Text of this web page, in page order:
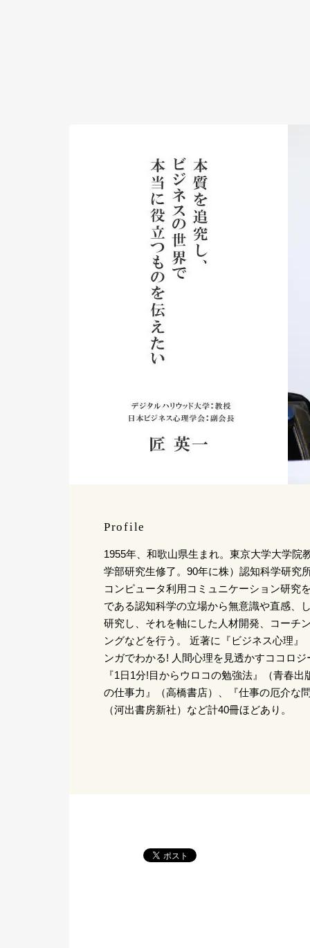
Profile
1955年、和歌山県生まれ。東京大学大学院
学部研究生修了。90年に株）認知科学研究
コンピュータ利用コミュニケーション研究
である認知科学の立場から無意識や直感、
研究し、それを軸にした人材開発、コーチ
ングなどを行う。 近著に『ビジネス心理』
ンガでわかる! 人間心理を見透かすココロ
『1日1分!目からウロコの勉強法』（青春
の仕事力』（高橋書店）、『仕事の厄介な
（河出書房新社）など計40冊ほどあり。